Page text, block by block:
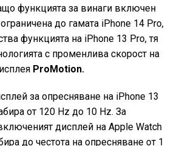
функцията за винаги включен
до гамата iPhone 14 Pro,
функцията на iPhone 13 Pro, тя
с променлива скорост на
ProMotion.
за опресняване на iPhone 13
от 120 Hz до 10 Hz. За
дисплей на Apple Watch
до честота на опресняване от 1